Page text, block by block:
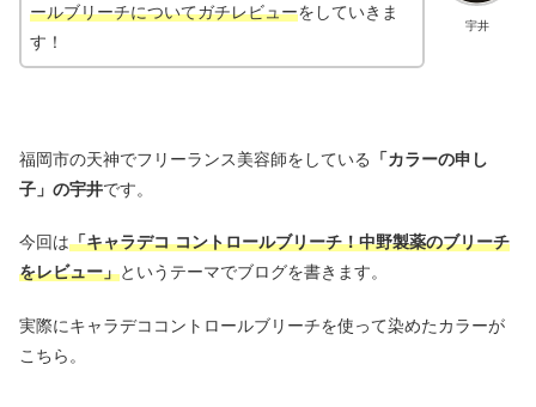
宇井
ールブリーチについてガチレビューをしていきま
す！
福岡市の天神でフリーランス美容師をしている
「カラーの申し
子」の宇井です。
今回は「キャラデコ コントロールブリーチ！中野製薬のブリーチ
をレビュー」というテーマでブログを書きます。
実際にキャラデココントロールブリーチを使って染めたカラーが
こちら。